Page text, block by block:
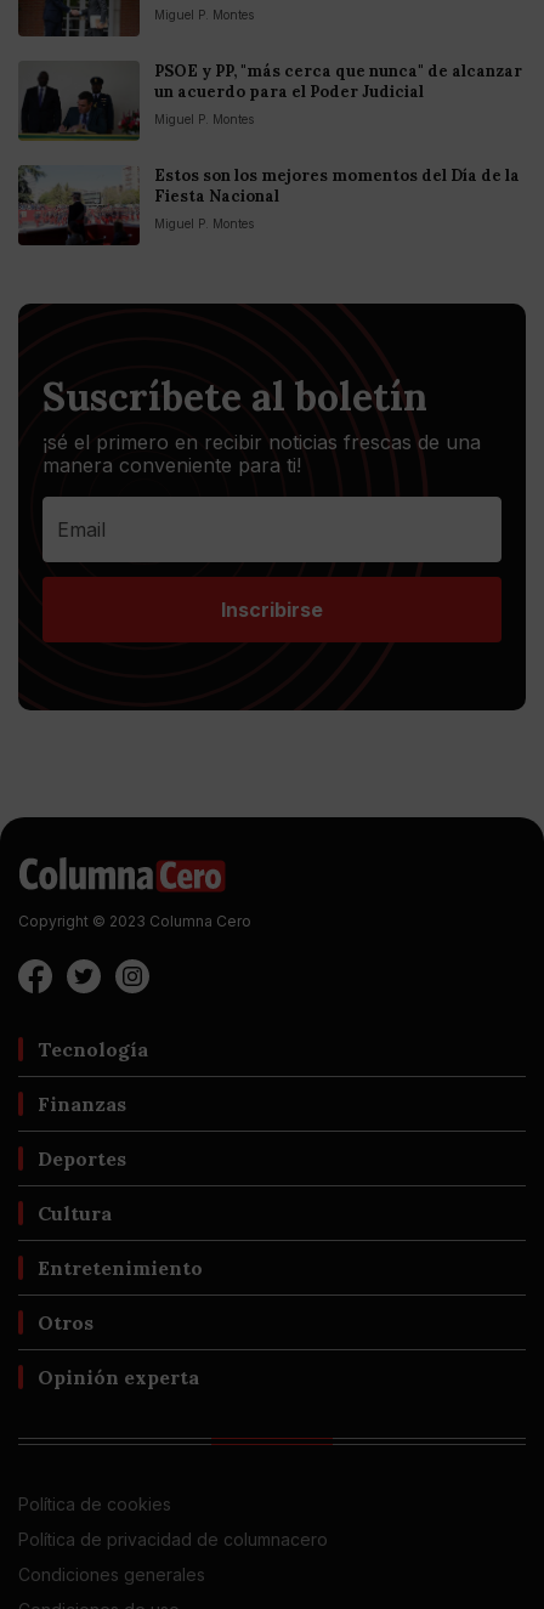
Miguel P. Montes
PSOE y PP, "más cerca que nunca" de alcanzar
un acuerdo para el Poder Judicial
Miguel P. Montes
Estos son los mejores momentos del Día de la
Fiesta Nacional
Miguel P. Montes
Suscríbete al boletín
¡sé el primero en recibir noticias frescas de una
manera conveniente para ti!
Inscribirse
Copyright © 2023 Columna Cero
Tecnología
Finanzas
Deportes
Cultura
Entretenimiento
Otros
Opinión experta
Política de cookies
Política de privacidad de columnacero
Condiciones generales